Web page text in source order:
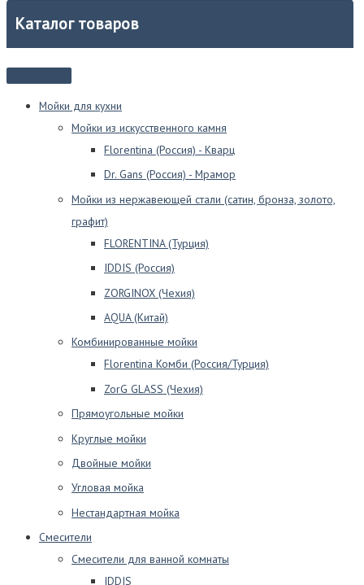
Каталог товаров
Мойки для кухни
Мойки из искусственного камня
Florentina (Россия) - Кварц
Dr. Gans (Россия) - Мрамор
Мойки из нержавеющей стали (сатин, бронза, золото,
графит)
FLORENTINA (Турция)
IDDIS (Россия)
ZORGINOX (Чехия)
AQUA (Китай)
Комбинированные мойки
Florentina Комби (Россия/Турция)
ZorG GLASS (Чехия)
Прямоугольные мойки
Круглые мойки
Двойные мойки
Угловая мойка
Нестандартная мойка
Смесители
Смесители для ванной комнаты
IDDIS